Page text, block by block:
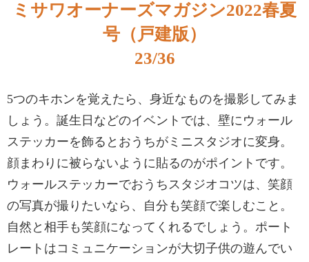
ミサワオーナーズマガジン2022春夏
号（戸建版）
23/36
5つのキホンを覚えたら、身近なものを撮影してみま
しょう。誕生日などのイベントでは、壁にウォール
ステッカーを飾るとおうちがミニスタジオに変身。
顔まわりに被らないように貼るのがポイントです。
ウォールステッカーでおうちスタジオコツは、笑顔
の写真が撮りたいなら、自分も笑顔で楽しむこと。
自然と相手も笑顔になってくれるでしょう。ポート
レートはコミュニケーションが大切子供の遊んでい